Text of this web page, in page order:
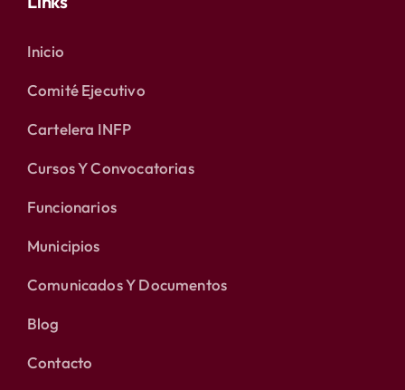
Inicio
Comité Ejecutivo
Cartelera INFP
Cursos Y Convocatorias
Funcionarios
Municipios
Comunicados Y Documentos
Blog
Contacto